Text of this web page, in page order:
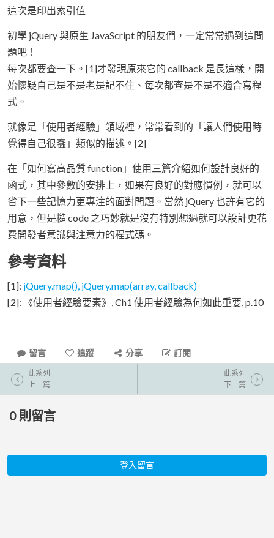
這次是印出索引值
初學 jQuery 與原生 JavaScript 的朋友們，一定常常遇到這問
題吧！
每次都要查一下。[1]才發現原來它的 callback 是長這樣，開
始懷疑自己是不是老是記不住、每次都查是不是不適合寫程
式。
就像是「使用者經驗」領域裡，常常看到的「讓人們使用時
覺得自己很蠢」類似的描述。[2]
在「如何寫高品質 function」使用三篇介紹如何設計良好的
函式，其中參數的安排上，如果有良好的對應慣例，就可以
省下一些記憶力更專注的面對問題。當然 jQuery 也許有它的
用意，但是糙 code 之巧妙就是沒有特別想過就可以設計更花
費開發者意識與注意力的程式碼。
參考資料
[1]: jQuery.map(), jQuery.map(array, callback)
[2]: 《使用者經驗要素》, Ch1 使用者經驗為何如此重要, p.10
留言 追蹤 分享 訂閱
此系列
上一篇
此系列
下一篇
0 則留言
登入留言